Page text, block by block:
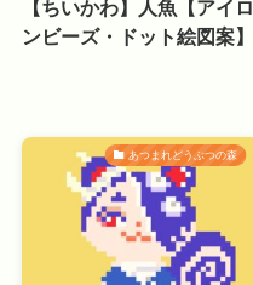
【ちいかわ】人魚【アイロ
ンビーズ・ドット絵図案】
あつまれどうぶつの森